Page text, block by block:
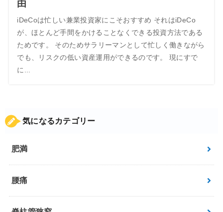
由
iDeCoは忙しい兼業投資家にこそおすすめ それはiDeCo
が、ほとんど手間をかけることなくできる投資方法である
ためです。 そのためサラリーマンとして忙しく働きながら
でも、リスクの低い資産運用ができるのです。 現にすで
に...
気になるカテゴリー
肥満
腰痛